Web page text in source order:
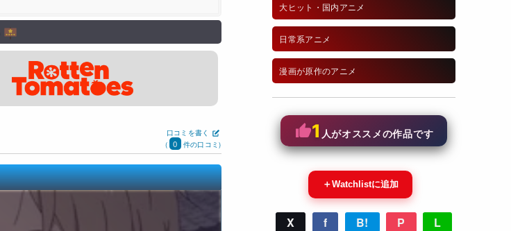
口コミを書く
(
0 件の口コミ)
大ヒット・国内アニメ
日常系アニメ
漫画が原作のアニメ
1 人がオススメの作品です
＋Watchlistに追加
X f B! P L